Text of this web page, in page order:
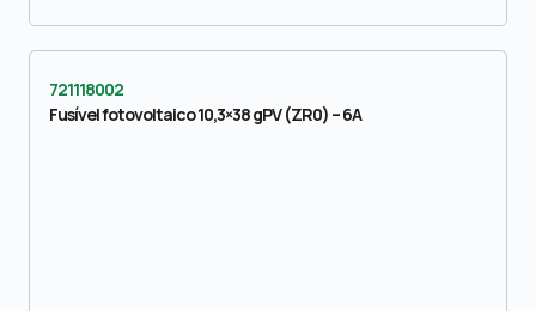
721118002
Fusível fotovoltaico 10,3×38 gPV (ZR0) – 6A